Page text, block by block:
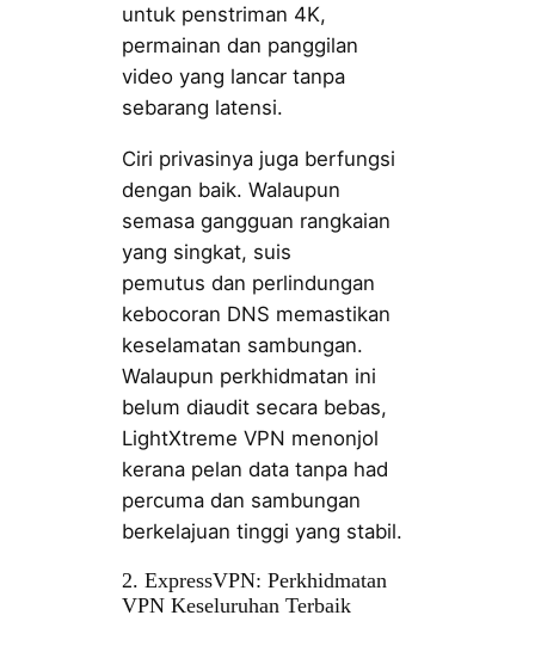
untuk penstriman 4K,
permainan dan panggilan
video yang lancar tanpa
sebarang latensi.
Ciri privasinya juga berfungsi
dengan baik. Walaupun
semasa gangguan rangkaian
yang singkat, suis
pemutus dan perlindungan
kebocoran DNS memastikan
keselamatan sambungan.
Walaupun perkhidmatan ini
belum diaudit secara bebas,
LightXtreme VPN menonjol
kerana pelan data tanpa had
percuma dan sambungan
berkelajuan tinggi yang stabil.
2. ExpressVPN: Perkhidmatan
VPN Keseluruhan Terbaik